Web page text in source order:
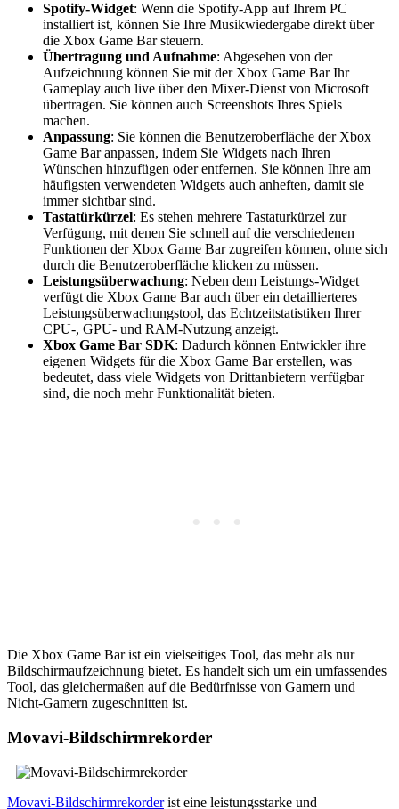
Spotify-Widget: Wenn die Spotify-App auf Ihrem PC
installiert ist, können Sie Ihre Musikwiedergabe direkt über
die Xbox Game Bar steuern.
Übertragung und Aufnahme: Abgesehen von der
Aufzeichnung können Sie mit der Xbox Game Bar Ihr
Gameplay auch live über den Mixer-Dienst von Microsoft
übertragen. Sie können auch Screenshots Ihres Spiels
machen.
Anpassung: Sie können die Benutzeroberfläche der Xbox
Game Bar anpassen, indem Sie Widgets nach Ihren
Wünschen hinzufügen oder entfernen. Sie können Ihre am
häufigsten verwendeten Widgets auch anheften, damit sie
immer sichtbar sind.
Tastatürkürzel: Es stehen mehrere Tastaturkürzel zur
Verfügung, mit denen Sie schnell auf die verschiedenen
Funktionen der Xbox Game Bar zugreifen können, ohne sich
durch die Benutzeroberfläche klicken zu müssen.
Leistungsüberwachung: Neben dem Leistungs-Widget
verfügt die Xbox Game Bar auch über ein detaillierteres
Leistungsüberwachungstool, das Echtzeitstatistiken Ihrer
CPU-, GPU- und RAM-Nutzung anzeigt.
Xbox Game Bar SDK: Dadurch können Entwickler ihre
eigenen Widgets für die Xbox Game Bar erstellen, was
bedeutet, dass viele Widgets von Drittanbietern verfügbar
sind, die noch mehr Funktionalität bieten.
Die Xbox Game Bar ist ein vielseitiges Tool, das mehr als nur
Bildschirmaufzeichnung bietet. Es handelt sich um ein umfassendes
Tool, das gleichermaßen auf die Bedürfnisse von Gamern und
Nicht-Gamern zugeschnitten ist.
Movavi-Bildschirmrekorder
Movavi-Bildschirmrekorderist eine leistungsstarke und